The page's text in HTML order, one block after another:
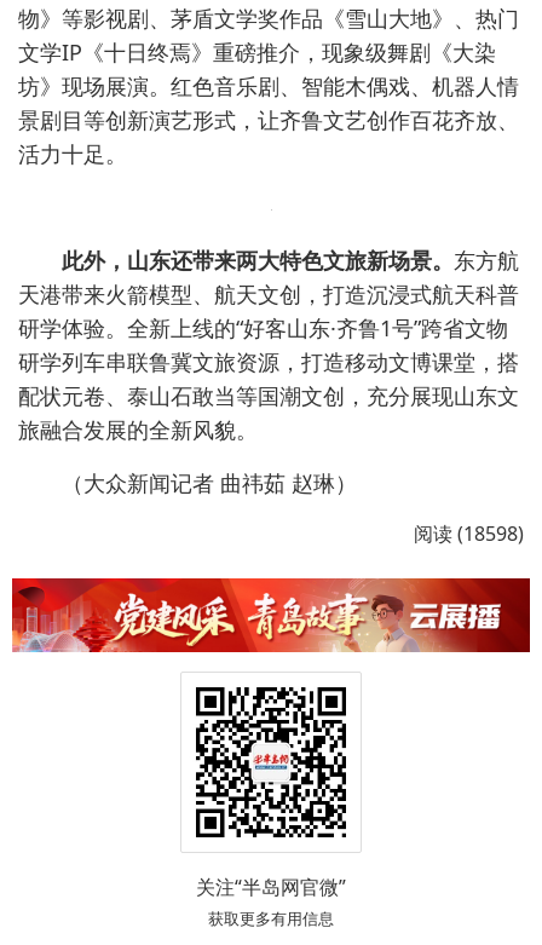
物》等影视剧、茅盾文学奖作品《雪山大地》、热门
文学IP《十日终焉》重磅推介，现象级舞剧《大染
坊》现场展演。红色音乐剧、智能木偶戏、机器人情
景剧目等创新演艺形式，让齐鲁文艺创作百花齐放、
活力十足。
此外，山东还带来两大特色文旅新场景。 东方航
天港带来火箭模型、航天文创，打造沉浸式航天科普
研学体验。全新上线的“好客山东·齐鲁1号”跨省文物
研学列车串联鲁冀文旅资源，打造移动文博课堂，搭
配状元卷、泰山石敢当等国潮文创，充分展现山东文
旅融合发展的全新风貌。
（大众新闻记者 曲祎茹 赵琳）
阅读 (18598)
关注“半岛网官微”
获取更多有用信息